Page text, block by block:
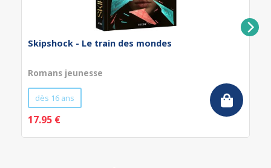
Skipshock - Le train des mondes
Romans jeunesse
dès 16 ans
17.95 €